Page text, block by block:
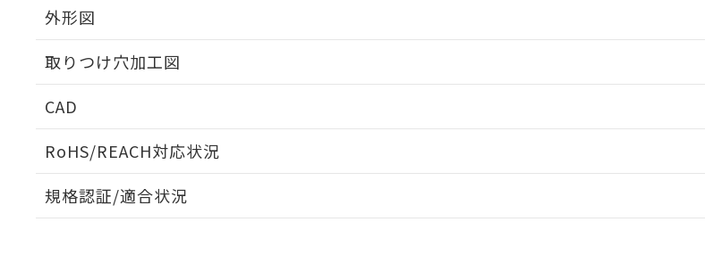
外形図
取りつけ穴加工図
CAD
RoHS/REACH対応状況
EU RoHS 注意事項・凡例
規格認証/適合状況